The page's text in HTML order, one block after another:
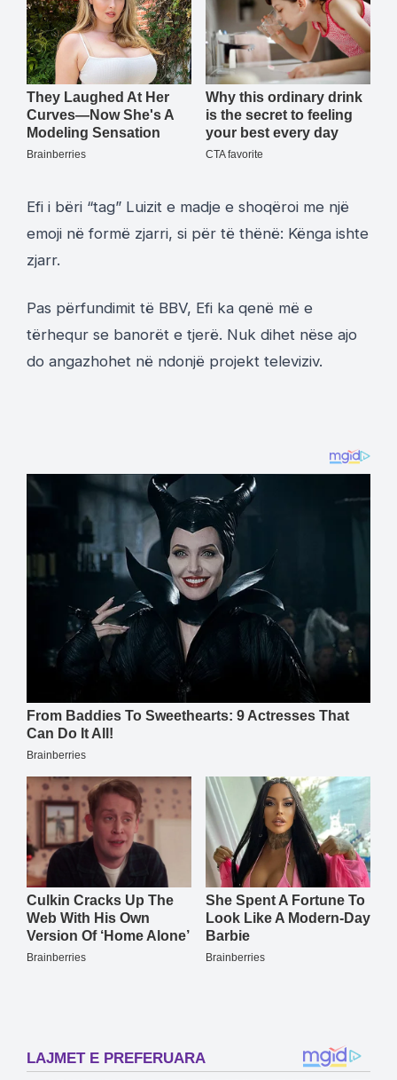
Efi i bëri “tag” Luizit e madje e shoqëroi me një
emoji në formë zjarri, si për të thënë: Kënga ishte
zjarr.
Pas përfundimit të BBV, Efi ka qenë më e
tërhequr se banorët e tjerë. Nuk dihet nëse ajo
do angazhohet në ndonjë projekt televiziv.